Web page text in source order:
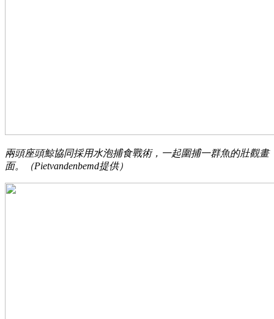
兩頭座頭鯨協同採用水泡捕食戰術，一起圍捕一群魚的壯觀畫
面。（Pietvandenbemd提供）